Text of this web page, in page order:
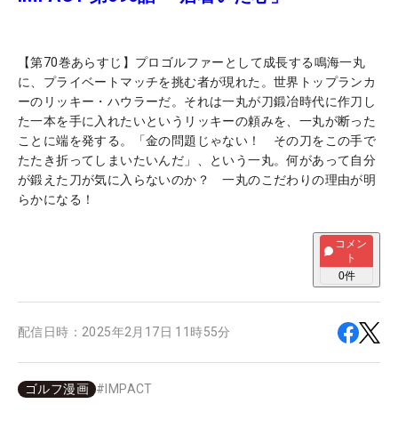
【第70巻あらすじ】プロゴルファーとして成長する鳴海一丸
に、プライベートマッチを挑む者が現れた。世界トップランカ
ーのリッキー・ハウラーだ。それは一丸が刀鍛冶時代に作刀し
た一本を手に入れたいというリッキーの頼みを、一丸が断った
ことに端を発する。「金の問題じゃない！ その刀をこの手で
たたき折ってしまいたいんだ」、という一丸。何があって自分
が鍛えた刀が気に入らないのか？ 一丸のこだわりの理由が明
らかになる！
コメン
ト
0件
配信日時： 2025年2月17日 11時55分
ゴルフ漫画 # IMPACT